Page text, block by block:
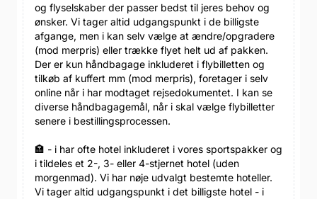
og flyselskaber der passer bedst til jeres behov og
ønsker. Vi tager altid udgangspunkt i de billigste
afgange, men i kan selv vælge at ændre/opgradere
(mod merpris) eller trække flyet helt ud af pakken.
Der er kun håndbagage inkluderet i flybilletten og
tilkøb af kuffert mm (mod merpris), foretager i selv
online når i har modtaget rejsedokumentet. I kan se
diverse håndbagagemål, når i skal vælge flybilletter
senere i bestillingsprocessen.
🏣 - i har ofte hotel inkluderet i vores sportspakker og
i tildeles et 2-, 3- eller 4-stjernet hotel (uden
morgenmad). Vi har nøje udvalgt bestemte hoteller.
Vi tager altid udgangspunkt i det billigste hotel - i